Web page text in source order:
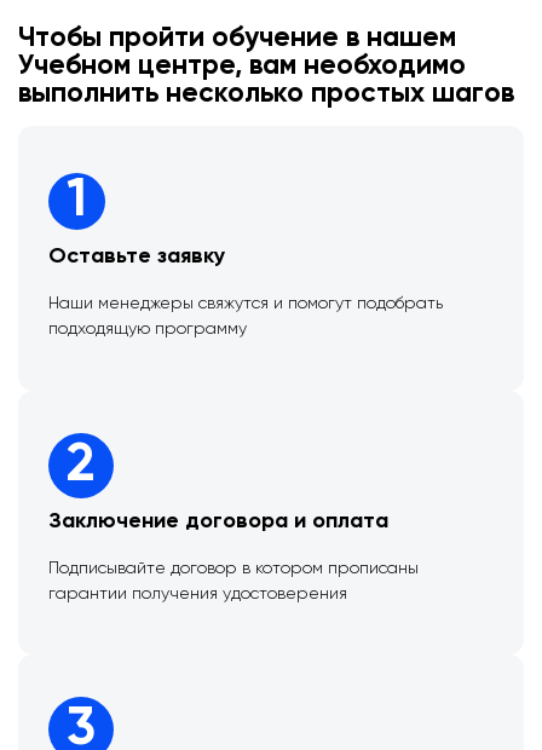
Чтобы пройти обучение в нашем
Учебном центре, вам необходимо
выполнить несколько простых шагов
1
Оставьте заявку
Наши менеджеры свяжутся и помогут подобрать
подходящую программу
2
Заключение договора и оплата
Подписывайте договор в котором прописаны
гарантии получения удостоверения
3